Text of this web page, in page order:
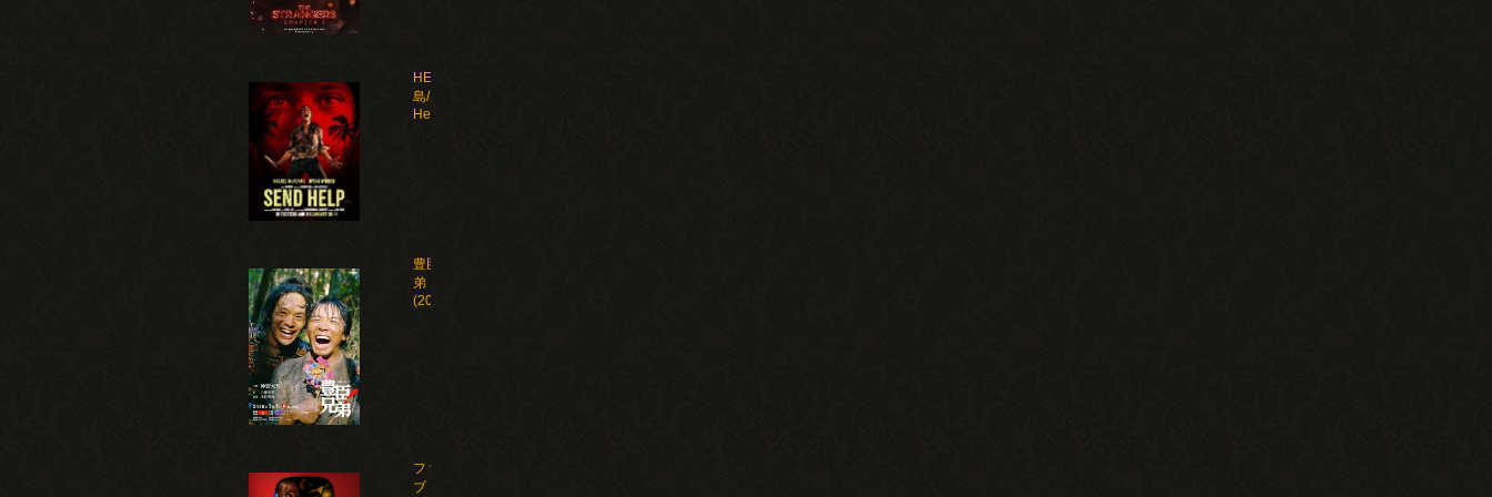
HELP 復讐
島/Send
Help(2026)
豊臣兄
弟！
(2026)
ファイ
ブ・ナ